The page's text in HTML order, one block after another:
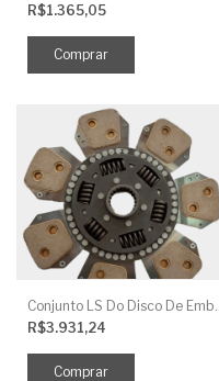
R$1.365,05
R$3.931,24